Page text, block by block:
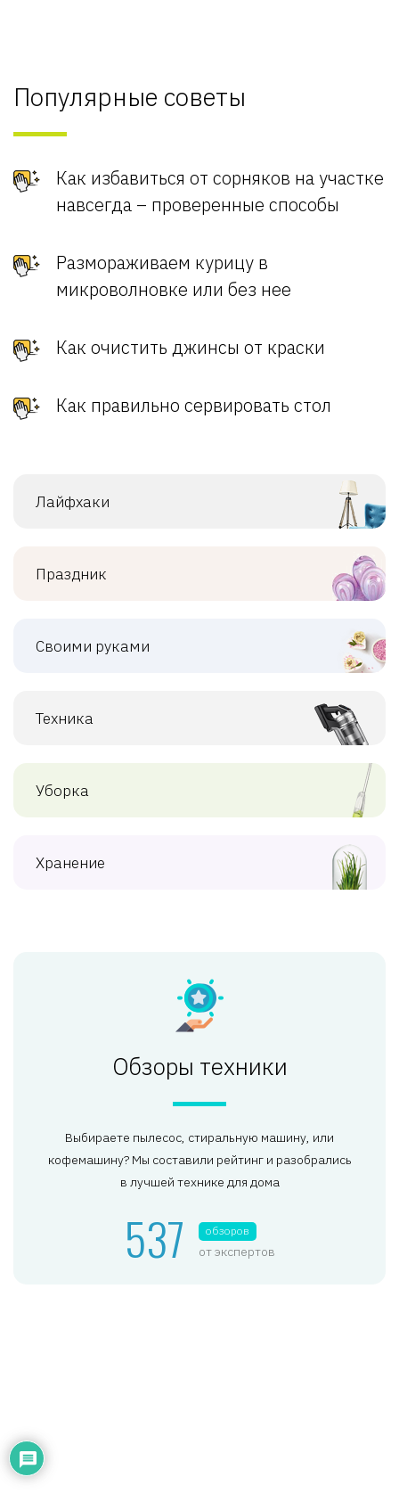
Популярные советы
Как избавиться от сорняков на участке
навсегда – проверенные способы
Размораживаем курицу в
микроволновке или без нее
Как очистить джинсы от краски
Как правильно сервировать стол
Лайфхаки
Праздник
Своими руками
Техника
Уборка
Хранение
Обзоры техники
Выбираете пылесос, стиральную машину, или
кофемашину? Мы составили рейтинг и разобрались
в лучшей технике для дома
537 обзоров
от экспертов